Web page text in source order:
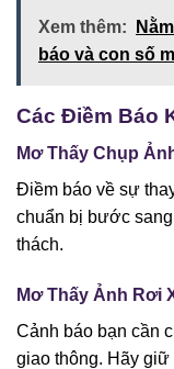
Xem thêm:
báo và con số
Các Điềm Báo
Mơ Thấy Chụp
Điềm báo về sự
chuẩn bị bước
thách.
Mơ Thấy Ảnh Rơi
Cảnh báo bạn cần
giao thông. Hãy